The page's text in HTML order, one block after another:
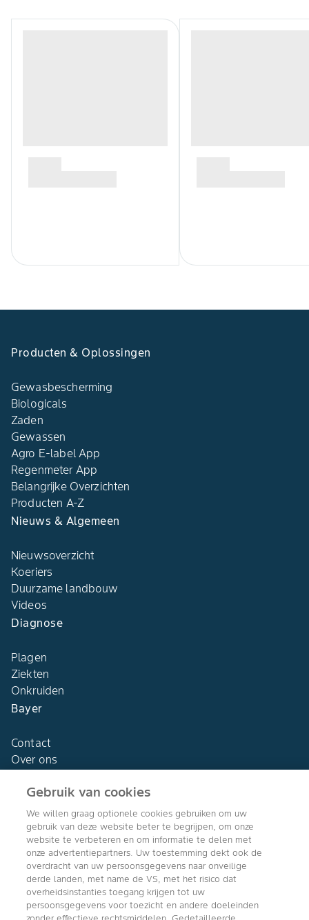
Producten & Oplossingen
Gewasbescherming
Biologicals
Zaden
Gewassen
Agro E-label App
Regenmeter App
Belangrijke Overzichten
Producten A-Z
Nieuws & Algemeen
Nieuwsoverzicht
Koeriers
Duurzame landbouw
Videos
Diagnose
Plagen
Ziekten
Onkruiden
Bayer
Contact
Over ons
Agro Bayer
Nederland
Volg ons
Gebruik van cookies
We willen graag optionele cookies gebruiken om uw
gebruik van deze website beter te begrijpen, om onze
website te verbeteren en om informatie te delen met
onze advertentiepartners. Uw toestemming dekt ook de
overdracht van uw persoonsgegevens naar onveilige
derde landen, met name de VS, met het risico dat
overheidsinstanties toegang krijgen tot uw
persoonsgegevens voor toezicht en andere doeleinden